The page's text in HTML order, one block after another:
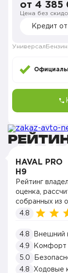
от 4 385
Цена без
Кредит
Универсал Бензин
HAVAL PRO
H9
Рейтинг
оценка,
собранных из
4.8
4.8
Внешний
4.9
Комфорт
5.0
4.8
Ходовые